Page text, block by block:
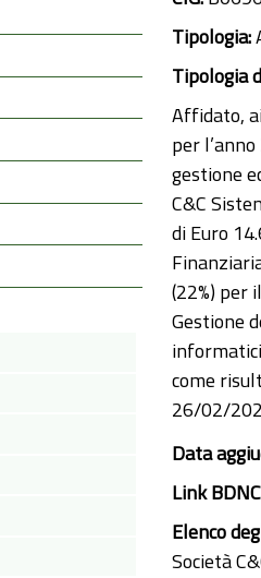
Tipologia:
Tipologia
Affidato,
per
gestione
C&C
di Euro
(22%) per
Gestione
come
26/02/
Data
Link
Elenco
Società